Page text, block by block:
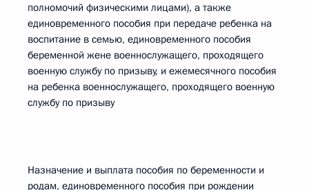
полномочий физическими лицами), а также
единовременного пособия при передаче ребенка на
воспитание в семью, единовременного пособия
беременной жене военнослужащего, проходящего
военную службу по призыву, и ежемесячного пособия
на ребенка военнослужащего, проходящего военную
службу по призыву
Назначение и выплата пособия по беременности и
родам, единовременного пособия при рождении